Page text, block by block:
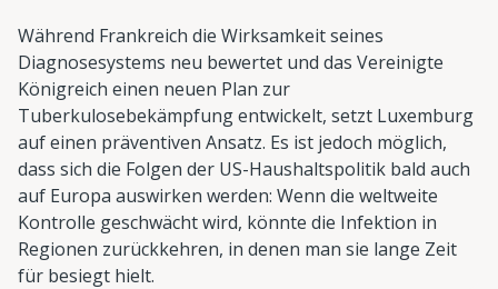
Während Frankreich die Wirksamkeit seines
Diagnosesystems neu bewertet und das Vereinigte
Königreich einen neuen Plan zur
Tuberkulosebekämpfung entwickelt, setzt Luxemburg
auf einen präventiven Ansatz. Es ist jedoch möglich,
dass sich die Folgen der US-Haushaltspolitik bald auch
auf Europa auswirken werden: Wenn die weltweite
Kontrolle geschwächt wird, könnte die Infektion in
Regionen zurückkehren, in denen man sie lange Zeit
für besiegt hielt.